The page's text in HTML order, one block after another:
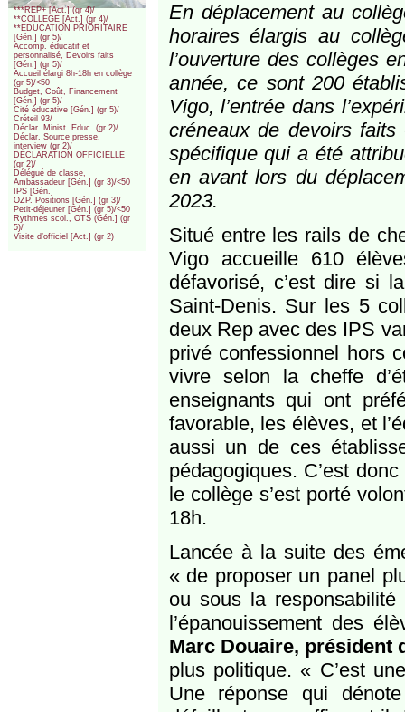
***REP+ [Act.] (gr 4)/
**COLLEGE [Act.] (gr 4)/
**EDUCATION PRIORITAIRE
[Gén.] (gr 5)/
Accomp. éducatif et
personnalisé, Devoirs faits
[Gén.] (gr 5)/
Accueil élargi 8h-18h en collège
(gr 5)/<50
Budget, Coût, Financement
[Gén.] (gr 5)/
Cité éducative [Gén.] (gr 5)/
Créteil 93/
Déclar. Minist. Educ. (gr 2)/
Déclar. Source presse,
interview (gr 2)/
DÉCLARATION OFFICIELLE
(gr 2)/
Délégué de classe,
Ambassadeur [Gén.] (gr 3)/<50
IPS [Gén.]
OZP. Positions [Gén.] (gr 3)/
Petit-déjeuner [Gén.] (gr 5)/<50
Rythmes scol., OTS (Gén.] (gr
5)/
Visite d’officiel [Act.] (gr 2)
En déplacement au
horaires élargis au
l’ouverture des collèges
année, ce sont 200
Vigo, l’entrée dans
créneaux de devoirs
spécifique qui a été
en avant lors du
2023.
Situé entre les rails de
Vigo accueille 610
défavorisé, c’est dire si
Saint-Denis. Sur les 5
deux Rep avec des IPS
privé confessionnel hors
vivre selon la cheffe
enseignants qui ont
favorable, les élèves, et
aussi un de ces
pédagogiques. C’est
le collège s’est porté
18h.
Lancée à la suite des
« de proposer un panel
ou sous la
l’épanouissement des
Marc Douaire, président
plus politique. « C’est
Une réponse qui